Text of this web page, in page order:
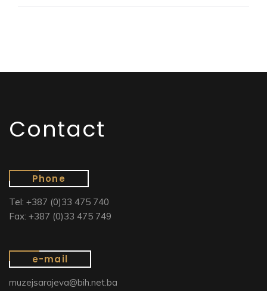
Contact
Phone
Tel: +387 (0)33 475 740
Fax: +387 (0)33 475 749
e-mail
muzejsarajeva@bih.net.ba